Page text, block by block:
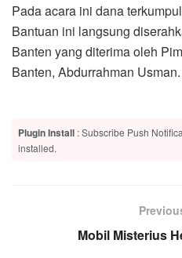
Pada acara ini dana
Bantuan ini langsung
Banten yang diterima oleh
Banten, Abdurrahman
Plugin Install : Subscribe Push
installed.
Mobil Misterius